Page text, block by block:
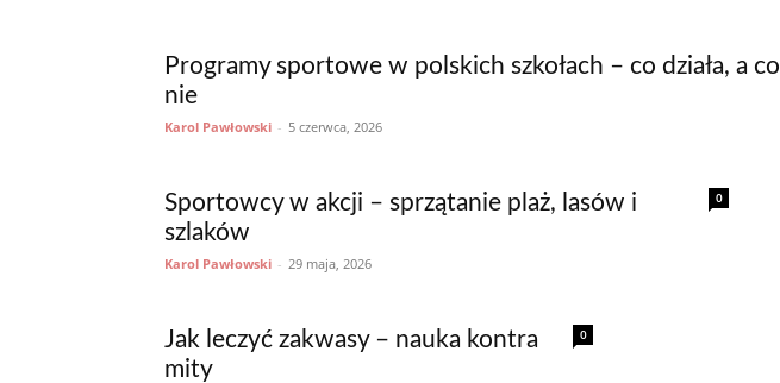
Programy sportowe w polskich szkołach – co działa, a co
nie
Karol Pawłowski - 5 czerwca, 2026
0
Sportowcy w akcji – sprzątanie plaż, lasów i
szlaków
Karol Pawłowski - 29 maja, 2026
0
Jak leczyć zakwasy – nauka kontra
mity